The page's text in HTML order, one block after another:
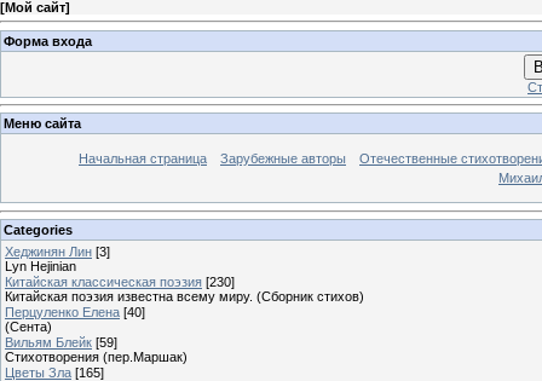
[Мой сайт]
Форма входа
Меню сайта
Начальная страница Зарубежные авторы
Отечественные
Categories
Хеджинян Лин [3]
Lyn Hejinian
Китайская классическая поэзия [230]
Китайская поэзия известна всему миру. (Сборник стихов)
Перцуленко Елена [40]
(Сента)
Вильям Блейк [59]
Стихотворения (пер.Маршак)
Цветы Зла [165]